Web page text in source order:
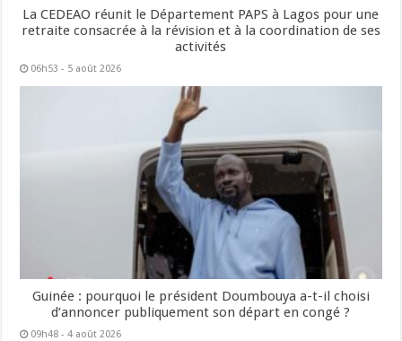
La CEDEAO réunit le Département PAPS à Lagos pour une
retraite consacrée à la révision et à la coordination de ses
activités
06h53 - 5 août 2026
Guinée : pourquoi le président Doumbouya a-t-il choisi
d’annoncer publiquement son départ en congé ?
09h48 - 4 août 2026